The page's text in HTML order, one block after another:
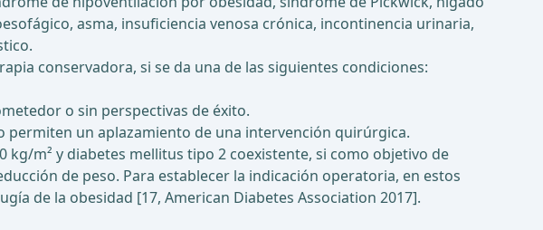
asma, insuficiencia venosa crónica, incontinencia urinaria,
conservadora, si se da una de las siguientes condiciones:
o sin perspectivas de éxito.
permiten un aplazamiento de una intervención quirúrgica.
kg/m² y diabetes mellitus tipo 2 coexistente, si como objetivo de
de peso. Para establecer la indicación operatoria, en estos
de la obesidad [17, American Diabetes Association 2017].